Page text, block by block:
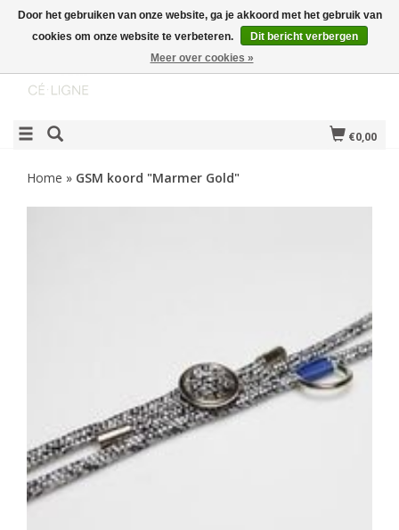
€0,00
Home » GSM koord "Marmer Gold"
Door het gebruiken van onze website, ga je akkoord met het gebruik van
cookies om onze website te verbeteren.
Dit bericht verbergen
Meer over cookies »